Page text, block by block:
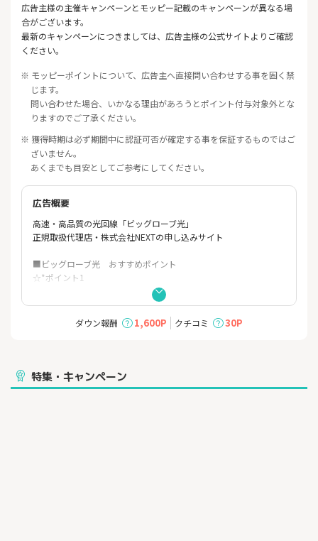
広告主様の主催キャンペーンとモッピー記載のキャンペーンが異なる場
合がございます。
最新のキャンペーンにつきましては、広告主様の公式サイトよりご確認
ください。
※ モッピーポイントについて、広告主へ直接問い合わせする事を固く禁
じます。
問い合わせた場合、いかなる理由があろうとポイント付与対象外とな
りますのでご了承ください。
※ 獲得時期は必ず期間中に認証可否が確定する事を保証するものではご
ざいません。
あくまでも目安としてご参考にしてください。
広告概要
高速・高品質の光回線「ビッグローブ光」
正規取扱代理店・株式会社NEXTの申し込みサイト
■ビッグローブ光 おすすめポイント
☆*ポイント1
……………………………………………………………
工事費が実質無料！
ご利用料金から毎月割引 最大28,600円もおトク！
ファミリータイプの場合36カ月間、マンションタイプの場合24か
☆*ポイント2
ダウン報酬 1,600P クチコミ 30P
特集・キャンペーン